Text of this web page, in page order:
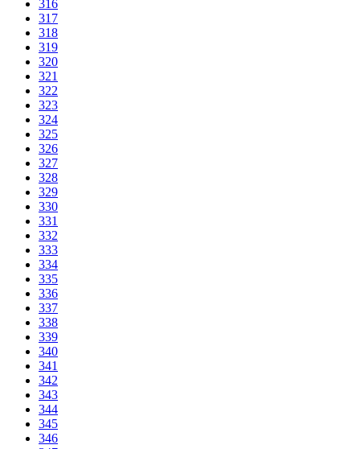
316
317
318
319
320
321
322
323
324
325
326
327
328
329
330
331
332
333
334
335
336
337
338
339
340
341
342
343
344
345
346